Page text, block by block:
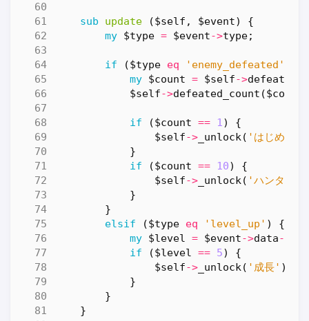
sub update
($self, $event) {
my $type = $event->type;
if ($type eq 'enemy_defeated'
my $count = $self->
$self->defeated_count ($count
if ($count == 1)
{
$self-> _unlock( 'はじめて
}
if
($count == 10)
{
$self-> _unlock( 'ハンター'
}
}
elsif
($type eq 'level_up' )
{
my $level = $event->data->
if
($level == 5)
{
$self-> _unlock( '成長' );
}
}
}